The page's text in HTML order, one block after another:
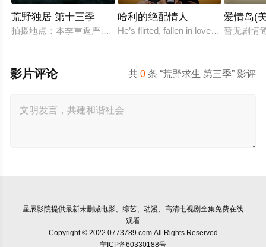
荒野独居 第十三季
拍摄地点：本季重返严寒的北极圈，拍摄地位于加拿大西北地
哈利的绝配情人
He’s flirted, fallen in love, hooked up,
爱情岛(
暂无剧情
共0 条 “荒野求生 第三季” 影评
影片评论
星辰影院提供最新未删减电影、综艺、动漫、高清电视剧全集免费在线
观看
Copyright © 2022 0773789.com All Rights Reserved
宁ICP备60330188号